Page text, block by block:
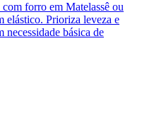
forro em Matelassê ou
elástico. Prioriza leveza e
necessidade básica de